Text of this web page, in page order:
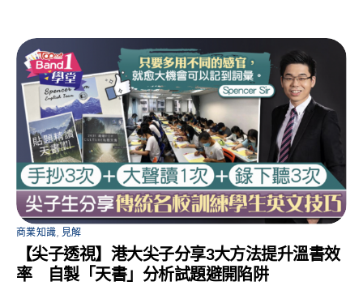
商業知識, 見解
【尖子透視】港大尖子分享3大方法提升溫書效
率 自製「天書」分析試題避開陷阱